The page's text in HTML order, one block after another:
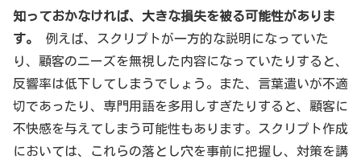
知っておかなければ、大きな損失を被る可能性がありま
す。
例えば、スクリプトが一方的な説明になっていた
り、顧客のニーズを無視した内容になっていたりすると、
反響率は低下してしまうでしょう。また、言葉遣いが不適
切であったり、専門用語を多用しすぎたりすると、顧客に
不快感を与えてしまう可能性もあります。スクリプト作成
においては、これらの落とし穴を事前に把握し、対策を講